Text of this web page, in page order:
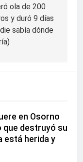
ola de 200
y duró 9 días
sabía dónde
en Osorno
que destruyó su
está herida y